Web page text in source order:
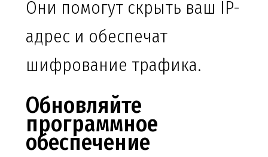
Они помогут скрыть ваш IP-
адрес и обеспечат
шифрование трафика.
Обновляйте
программное
обеспечение